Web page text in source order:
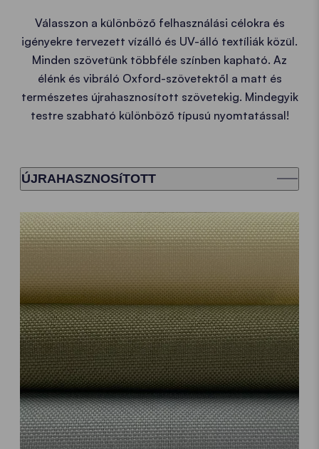
Válasszon a különböző felhasználási célokra és
igényekre tervezett vízálló és UV-álló textíliák közül.
Minden szövetünk többféle színben kapható. Az
élénk és vibráló Oxford-szövetektől a matt és
természetes újrahasznosított szövetekig. Mindegyik
testre szabható különböző típusú nyomtatással!
ÚJRAHASZNOSíTOTT